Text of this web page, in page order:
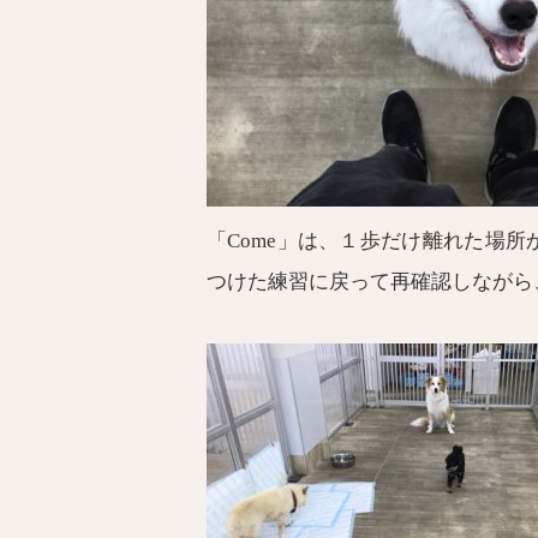
「Come」は、１歩だけ離れた場
つけた練習に戻って再確認しなが